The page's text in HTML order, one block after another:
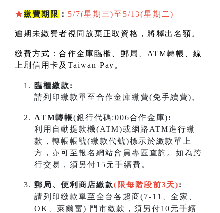
★繳費期限 ： 5/7(星期三)至5/13(星期二)
逾期未繳費者視同放棄正取資格，將釋出名額。
繳費方式：合作金庫臨櫃、郵局、 ATM轉帳、線
上刷信用卡及 Taiwan Pay 。
臨櫃繳款:
請列印繳款單至合作金庫繳費(免手續費)。
ATM轉帳(銀行代碼:006合作金庫):
利用自動提款機(ATM)或網路ATM進行繳
款，轉帳帳號(繳款代號)標示於繳款單上
方，亦可至報名網站會員專區查詢。如為跨
行交易，須另付15元手續費。
郵局、便利商店繳款(限每階段前3天):
請列印繳款單至全台各超商(7-11、全家、
OK、萊爾富) 門市繳款，須另付10元手續